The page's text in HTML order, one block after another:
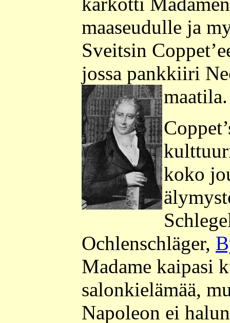
maaseudulle ja
Sveitsin
jossa pankkiiri
maatila.
koko
Ochlenschläger,
Madame kaipasi
salonkielämää,
Napoleon ei